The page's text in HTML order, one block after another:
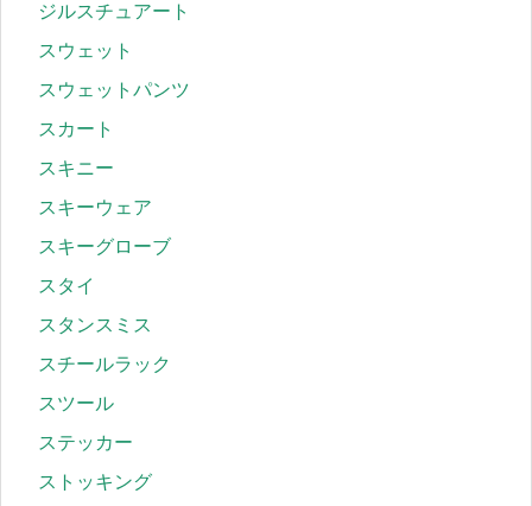
ジルスチュアート
スウェット
スウェットパンツ
スカート
スキニー
スキーウェア
スキーグローブ
スタイ
スタンスミス
スチールラック
スツール
ステッカー
ストッキング